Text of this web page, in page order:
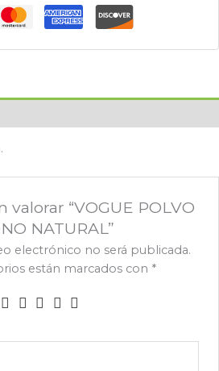
valorar “VOGUE POLVO
NATURAL”
electrónico no será publicada.
están marcados con *